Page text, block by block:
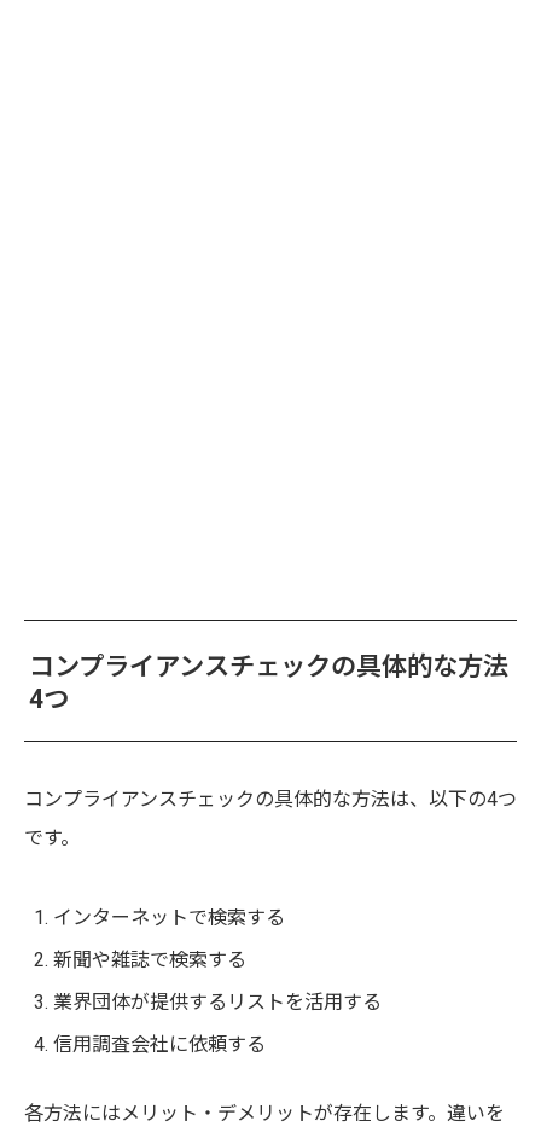
コンプライアンスチェックの具体的な方法
4つ
コンプライアンスチェックの具体的な方法は、以下の4つ
です。
インターネットで検索する
新聞や雑誌で検索する
業界団体が提供するリストを活用する
信用調査会社に依頼する
各方法にはメリット・デメリットが存在します。違いを